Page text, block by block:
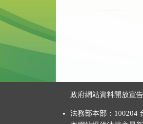
政府網站資料開放宣告
法務部本部：100204